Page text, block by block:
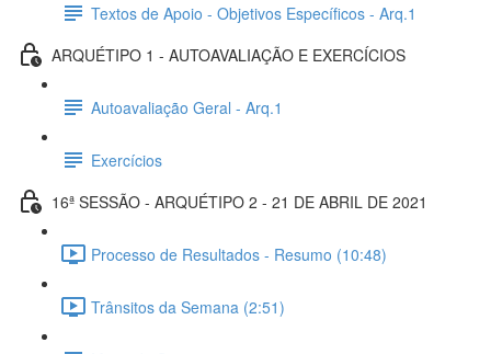
Textos de Apoio - Objetivos Específicos - Arq.1
ARQUÉTIPO 1 - AUTOAVALIAÇÃO E EXERCÍCIOS
Autoavaliação Geral - Arq.1
Exercícios
16ª SESSÃO - ARQUÉTIPO 2 - 21 DE ABRIL DE 2021
Processo de Resultados - Resumo (10:48)
Trânsitos da Semana (2:51)